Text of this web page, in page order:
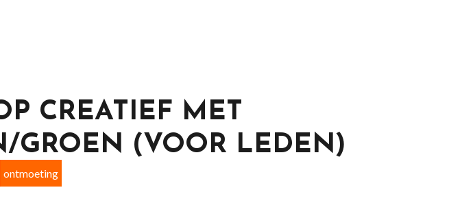
CREATIEF MET
GROEN (VOOR LEDEN)
ontmoeting